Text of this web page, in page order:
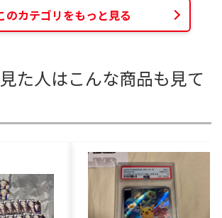
のカテゴリをもっと見る
た人はこんな商品も見て